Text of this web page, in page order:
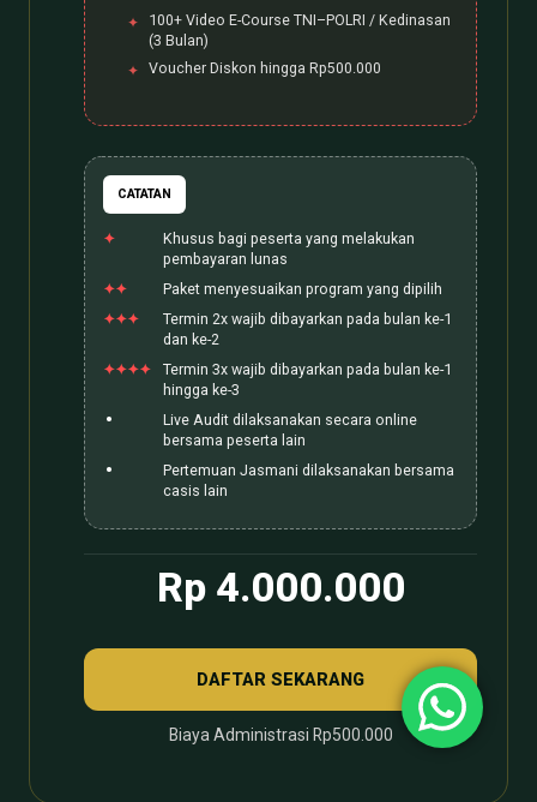
100+ Video E-Course TNI–POLRI / Kedinasan
(3 Bulan)
Voucher Diskon hingga Rp500.000
CATATAN
Khusus bagi peserta yang melakukan
pembayaran lunas
Paket menyesuaikan program yang dipilih
Termin 2x wajib dibayarkan pada bulan ke-1
dan ke-2
Termin 3x wajib dibayarkan pada bulan ke-1
hingga ke-3
Live Audit dilaksanakan secara online
bersama peserta lain
Pertemuan Jasmani dilaksanakan bersama
casis lain
Rp 4.000.000
DAFTAR SEKARANG
Biaya Administrasi Rp500.000